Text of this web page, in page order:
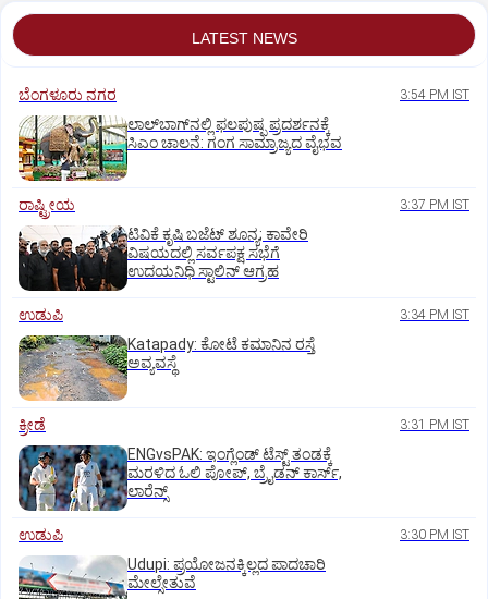
LATEST NEWS
ಬೆಂಗಳೂರು ನಗರ 3:54 PM IST
ಲಾಲ್‌ಬಾಗ್‌ನಲ್ಲಿ ಫಲಪುಷ್ಪ ಪ್ರದರ್ಶನಕ್ಕೆ
ಸಿಎಂ ಚಾಲನೆ: ಗಂಗ ಸಾಮ್ರಾಜ್ಯದ ವೈಭವ
ರಾಷ್ಟ್ರೀಯ 3:37 PM IST
ಟಿವಿಕೆ ಕೃಷಿ ಬಜೆಟ್ ಶೂನ್ಯ; ಕಾವೇರಿ
ವಿಷಯದಲ್ಲಿ ಸರ್ವಪಕ್ಷ ಸಭೆಗೆ
ಉದಯನಿಧಿ ಸ್ಟಾಲಿನ್ ಆಗ್ರಹ
ಉಡುಪಿ 3:34 PM IST
Katapady: ಕೋಟೆ ಕಮಾನಿನ ರಸ್ತೆ
ಅವ್ಯವಸ್ಥೆ
ಕ್ರೀಡೆ 3:31 PM IST
ENGvsPAK: ಇಂಗ್ಲೆಂಡ್‌ ಟೆಸ್ಟ್‌ ತಂಡಕ್ಕೆ
ಮರಳಿದ ಓಲಿ ಪೋಪ್, ಬ್ರೈಡನ್ ಕಾರ್ಸ್,
ಲಾರೆನ್ಸ್
ಉಡುಪಿ 3:30 PM IST
Udupi: ಪ್ರಯೋಜನಕ್ಕಿಲ್ಲದ ಪಾದಚಾರಿ
ಮೇಲ್ಸೇತುವೆ